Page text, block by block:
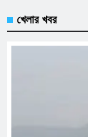
খেলার খবর